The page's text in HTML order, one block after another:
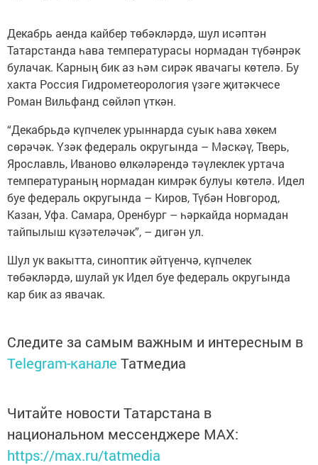
Декабрь аенда кайбер төбәкләрдә, шул исәптән
Татарстанда һава температурасы нормадан түбәнрәк
булачак. Карның бик аз һәм сирәк явачагы көтелә. Бу
хакта Россия Гидрометеорология үзәге җитәкчесе
Роман Вильфанд сөйләп үткән.
“Декабрьдә күпчелек урыннарда суык һава хөкем
сөрәчәк. Үзәк федераль округында – Мәскәү, Тверь,
Ярославль, Иваново өлкәләрендә тәүлеклек уртача
температураның нормадан кимрәк булуы көтелә. Идел
буе федераль округында – Киров, Түбән Новгород,
Казан, Уфа. Самара, Оренбург – һәркайда нормадан
тайпылыш күзәтеләчәк”, – дигән ул.
Шул ук вакытта, синоптик әйтүенчә, күпчелек
төбәкләрдә, шулай ук Идел буе федераль округында
кар бик аз явачак.
Следите за самым важным и интересным в
Telegram-канале Татмедиа
Читайте новости Татарстана в
национальном мессенджере MАХ:
https://max.ru/tatmedia